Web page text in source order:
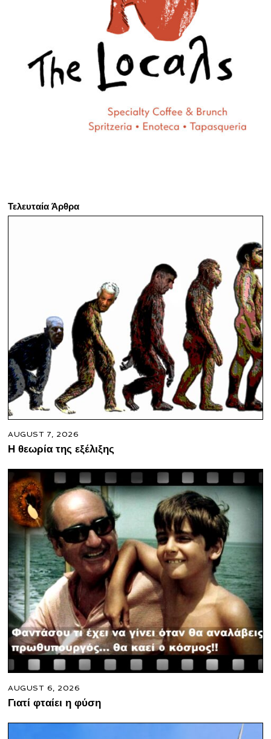
Τελευταία Άρθρα
AUGUST 7, 2026
Η θεωρία της εξέλιξης
AUGUST 6, 2026
Γιατί φταίει η φύση